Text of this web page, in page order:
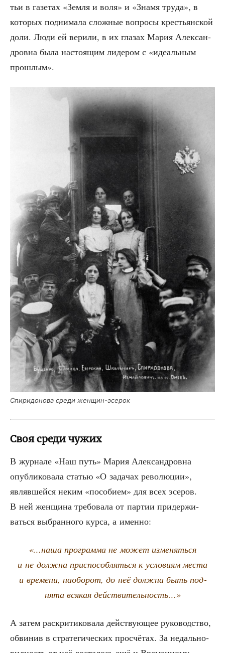
тьи в газе­тах «Зем­ля и воля» и «Зна­мя тру­да», в
кото­рых под­ни­ма­ла слож­ные вопро­сы кре­стьян­ской
доли. Люди ей вери­ли, в их гла­зах Мария Алек­сан­
дров­на была насто­я­щим лиде­ром с «иде­аль­ным
прошлым».
Спи­ри­до­но­ва сре­ди женщин-эсерок
Своя среди чужих
В жур­на­ле «Наш путь» Мария Алек­сан­дров­на
опуб­ли­ко­ва­ла ста­тью «О зада­чах рево­лю­ции»,
являв­шей­ся неким «посо­би­ем» для всех эсе­ров.
В ней жен­щи­на тре­бо­ва­ла от пар­тии при­дер­жи­
вать­ся выбран­но­го кур­са, а именно:
«…наша про­грам­ма не может изме­нять­ся
и не долж­на при­спо­соб­лять­ся к усло­ви­ям места
и вре­ме­ни, наобо­рот, до неё долж­на быть под­
ня­та вся­кая действительность…»
А затем рас­кри­ти­ко­ва­ла дей­ству­ю­щее руко­вод­ство,
обви­нив в стра­те­ги­че­ских про­счё­тах. За недаль­но­